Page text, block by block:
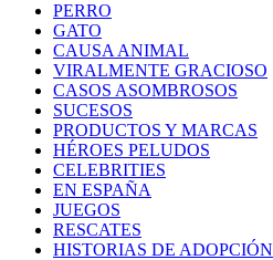
PERRO
GATO
CAUSA ANIMAL
VIRALMENTE GRACIOSO
CASOS ASOMBROSOS
SUCESOS
PRODUCTOS Y MARCAS
HÉROES PELUDOS
CELEBRITIES
EN ESPAÑA
JUEGOS
RESCATES
HISTORIAS DE ADOPCIÓN